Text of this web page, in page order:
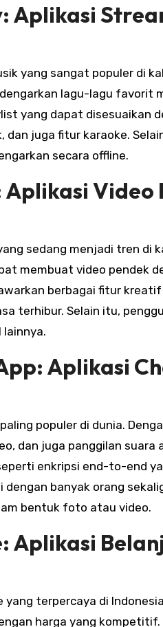
Aplikasi
yang sangat populer di
lagu-lagu favorit
yang dapat disesuaikan
juga fitur karaoke.
secara offline.
Video
sedang menjadi tren di
membuat video pendek
berbagai fitur
terhibur. Selain itu,
Aplikasi
populer di dunia.
dan juga panggilan suara
enkripsi end-to-end
banyak orang
bentuk foto atau video.
Aplikasi
terpercaya di
harga yang